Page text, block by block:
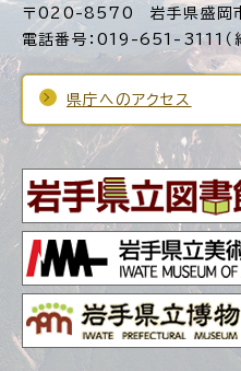
〒020-8570 岩手県盛岡
電話番号：019-651-3111（
県庁へのアクセス